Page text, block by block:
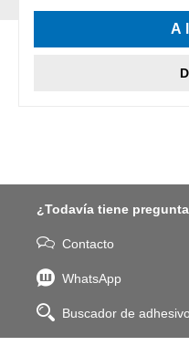
A
¿Todavía tiene
Contacto
WhatsApp
Buscador de